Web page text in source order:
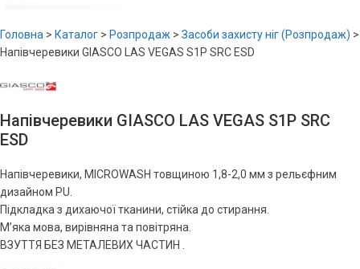
Головна > Каталог > Розпродаж > Засоби захисту ніг (Розпродаж) >
Напівчеревики GIASCO LAS VEGAS S1P SRC ESD
Напівчеревики GIASCO LAS VEGAS S1P SRC
ESD
Напівчеревики, MICROWASH товщиною 1,8-2,0 мм з рельєфним
дизайном PU.
Підкладка з дихаючої тканини, стійка до стирання.
М’яка мова, вирівняна та повітряна.
ВЗУТТЯ БЕЗ МЕТАЛЕВИХ ЧАСТИН .